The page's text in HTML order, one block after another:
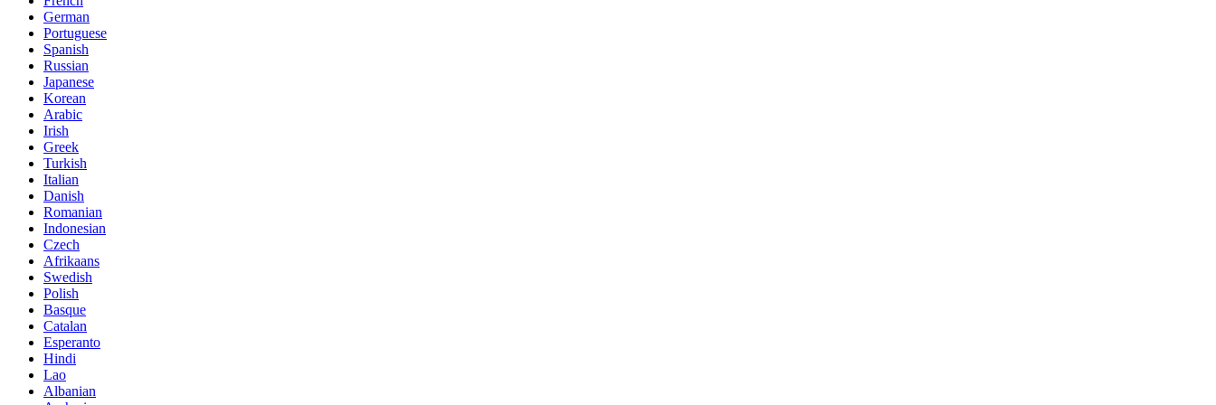
German
Portuguese
Spanish
Russian
Japanese
Korean
Arabic
Irish
Greek
Turkish
Italian
Danish
Romanian
Indonesian
Czech
Afrikaans
Swedish
Polish
Basque
Catalan
Esperanto
Hindi
Lao
Albanian